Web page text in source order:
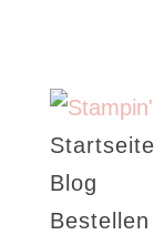
Startseite
Blog
Bestellen